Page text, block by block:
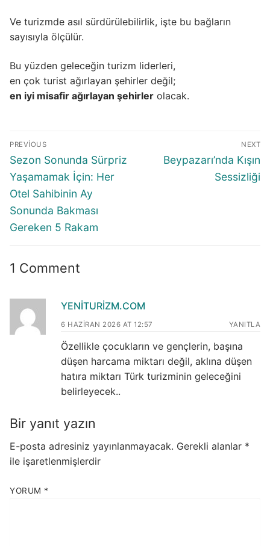
Ve turizmde asıl sürdürülebilirlik, işte bu bağların
sayısıyla ölçülür.
Bu yüzden geleceğin turizm liderleri,
en çok turist ağırlayan şehirler değil;
en iyi misafir ağırlayan şehirler olacak.
Yazı
gezinmesi
PREVIOUS
Previous
post:
Sezon Sonunda Sürpriz
Yaşamamak İçin: Her
Otel Sahibinin Ay
Sonunda Bakması
Gereken 5 Rakam
NEXT
Next
Beypazarı’nda Kışın
Sessizliği
1 Comment
YENITURIZM.COM
6 HAZIRAN 2026 AT 12:57 YANITLA
Özellikle çocukların ve gençlerin, başına
düşen harcama miktarı değil, aklına düşen
hatıra miktarı Türk turizminin geleceğini
belirleyecek..
Bir yanıt yazın
E-posta adresiniz yayınlanmayacak. Gerekli alanlar *
ile işaretlenmişlerdir
YORUM *